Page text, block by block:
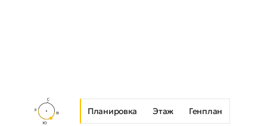
Планировка Этаж Генплан